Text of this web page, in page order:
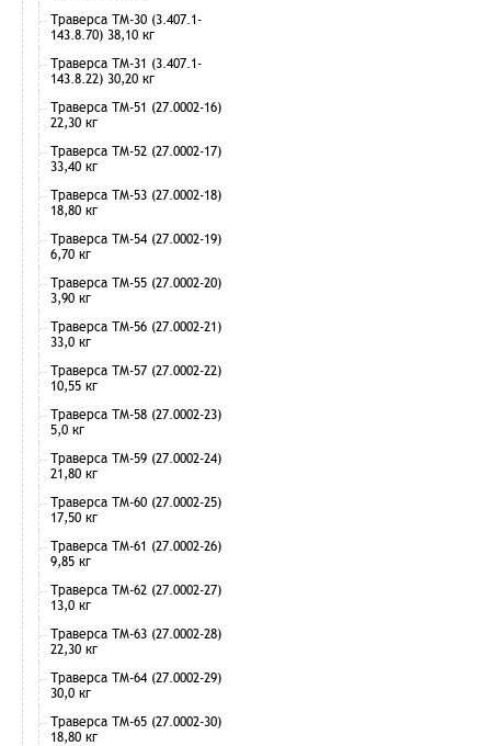
Траверса ТМ-30 (3.407.1-
143.8.70) 38,10 кг
Траверса ТМ-31 (3.407.1-
143.8.22) 30,20 кг
Траверса ТМ-51 (27.0002-16)
22,30 кг
Траверса ТМ-52 (27.0002-17)
33,40 кг
Траверса ТМ-53 (27.0002-18)
18,80 кг
Траверса ТМ-54 (27.0002-19)
6,70 кг
Траверса ТМ-55 (27.0002-20)
3,90 кг
Траверса ТМ-56 (27.0002-21)
33,0 кг
Траверса ТМ-57 (27.0002-22)
10,55 кг
Траверса ТМ-58 (27.0002-23)
5,0 кг
Траверса ТМ-59 (27.0002-24)
21,80 кг
Траверса ТМ-60 (27.0002-25)
17,50 кг
Траверса ТМ-61 (27.0002-26)
9,85 кг
Траверса ТМ-62 (27.0002-27)
13,0 кг
Траверса ТМ-63 (27.0002-28)
22,30 кг
Траверса ТМ-64 (27.0002-29)
30,0 кг
Траверса ТМ-65 (27.0002-30)
18,80 кг